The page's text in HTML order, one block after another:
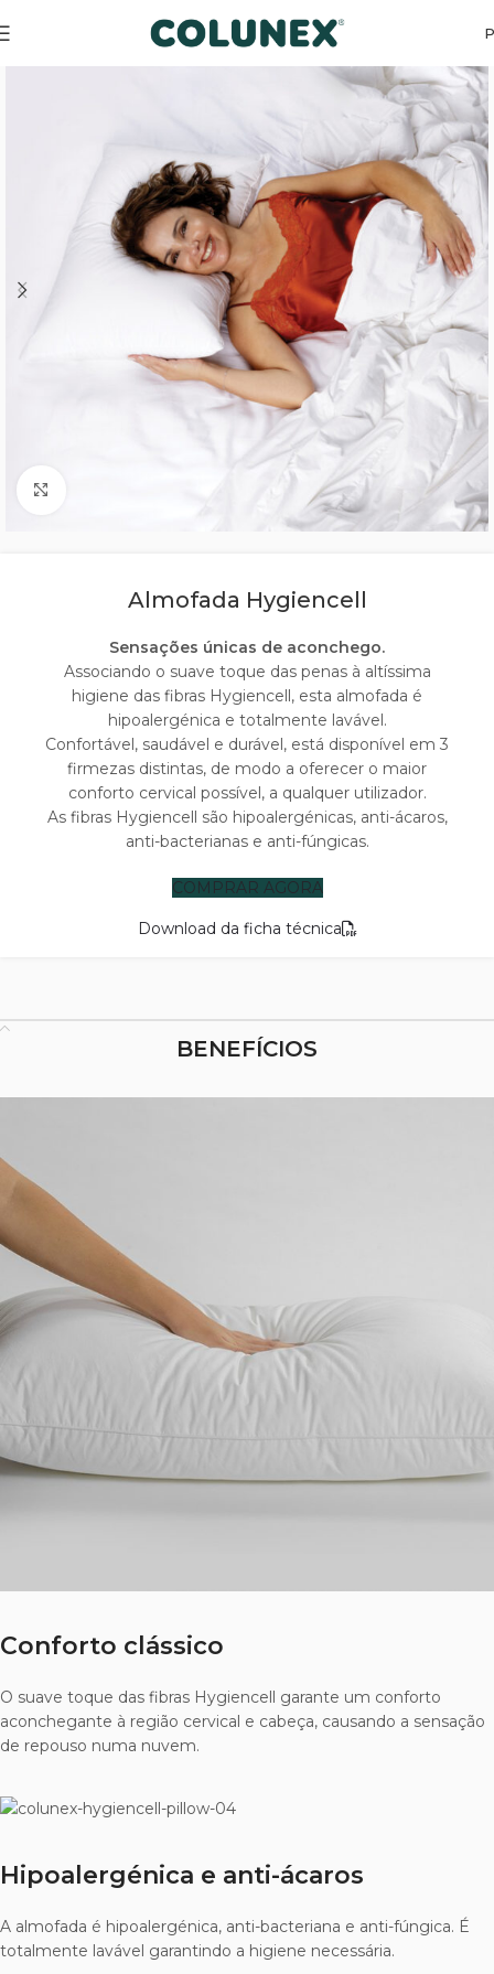
Almofada Hygiencell
Sensações únicas de aconchego.
Associando o suave toque das penas à altíssima
higiene das fibras Hygiencell, esta almofada é
hipoalergénica e totalmente lavável.
Confortável, saudável e durável, está disponível em 3
firmezas distintas, de modo a oferecer o maior
conforto cervical possível, a qualquer utilizador.
As fibras Hygiencell são hipoalergénicas, anti-ácaros,
anti-bacterianas e anti-fúngicas.
COMPRAR AGORA
Download da ficha técnica
100% Fibras PES Hygiencell
Fibra hipo-alérgica, anti-bacteriana e anti-fúngica. Suave
BENEFÍCIOS
Conforto clássico
O suave toque das fibras Hygiencell garante um conforto
aconchegante à região cervical e cabeça, causando a sensação
de repouso numa nuvem.
Hipoalergénica e anti-ácaros
A almofada é hipoalergénica, anti-bacteriana e anti-fúngica. É
totalmente lavável garantindo a higiene necessária.